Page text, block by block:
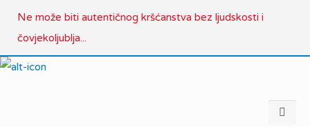
Ne može biti autentičnog kršćanstva bez ljudskosti i
čovjekoljublja...